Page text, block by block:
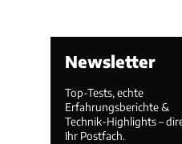
Newsletter
Top-Tests, echte
Erfahrungsberichte &
Technik-Highlights –
Ihr Postfach.